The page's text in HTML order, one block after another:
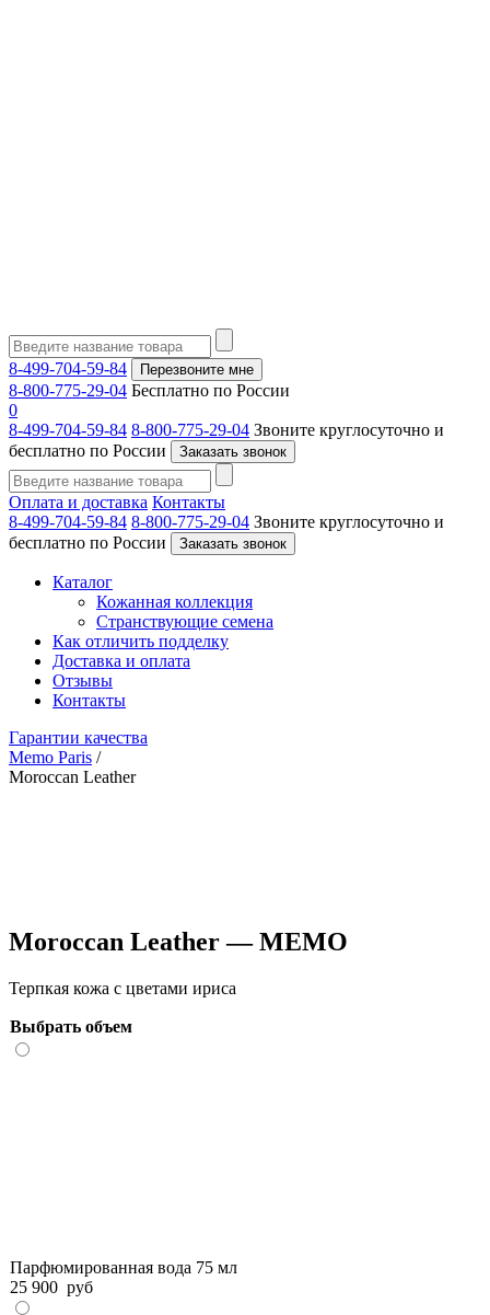
8-499-704-59-84 Перезвоните мне
8-800-775-29-04 Бесплатно по России
0
8-499-704-59-84 8-800-775-29-04 Звоните круглосуточно и
бесплатно по России
Заказать звонок
Оплата и доставка Контакты
8-499-704-59-84 8-800-775-29-04 Звоните круглосуточно и
бесплатно по России
Заказать звонок
Каталог
Кожанная коллекция
Странствующие семена
Как отличить подделку
Доставка и оплата
Отзывы
Контакты
Гарантии качества
Memo Paris /
Moroccan Leather
Moroccan Leather — MEMO
Терпкая кожа с цветами ириса
Выбрать объем
Парфюмированная вода 75 мл
25 900 руб